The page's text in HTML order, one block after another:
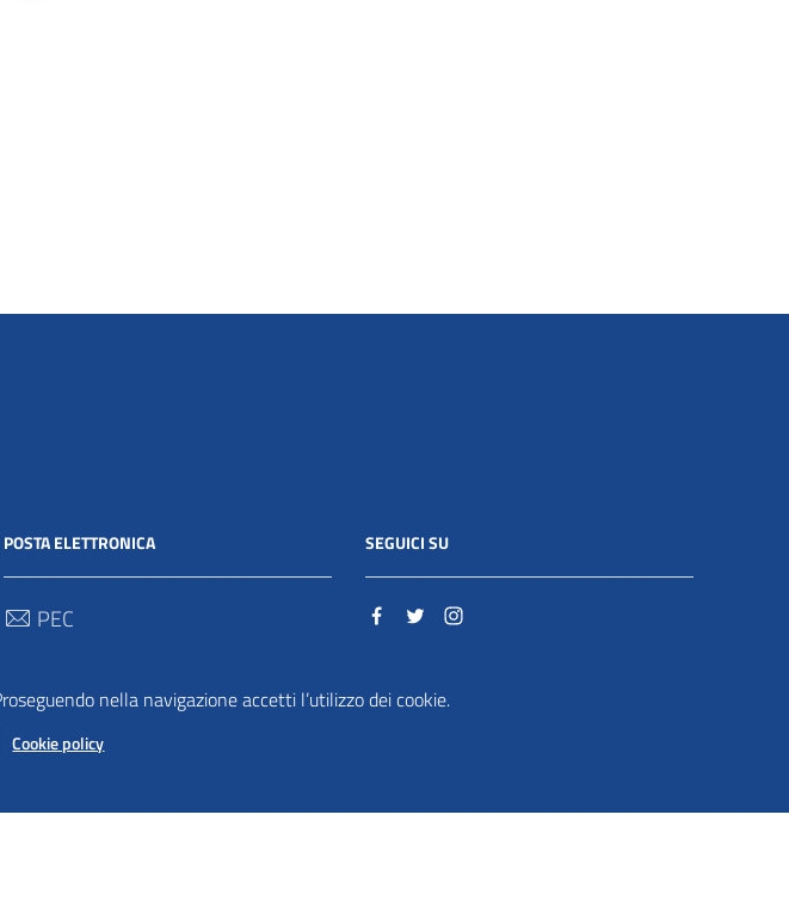
nella navigazione accetti l’utilizzo dei cookie.
Cookie policy
POSTA ELETTRONICA
PEC
TRASPARENZA
SEGUICI SU